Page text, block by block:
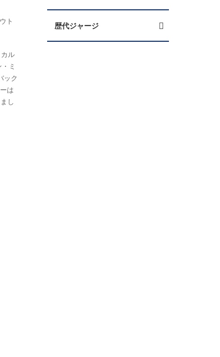
ト
ル
ミ
ック
は
し
歴代ジャージ